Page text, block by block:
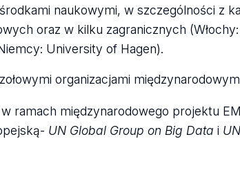
naukowymi, w szczególności z
oraz w kilku zagranicznych
University of Hagen).
organizacjami
ramach międzynarodowego projektu
UN Global Group on Big Data i